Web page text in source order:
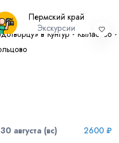
Пермский край
Экскурсии
30 августа (вс) 2600 ₽